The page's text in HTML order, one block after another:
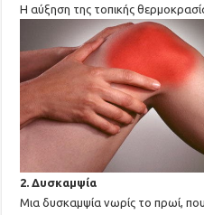
Η αύξηση της τοπικής
2. Δυσκαμψία
Μια δυσκαμψία νωρίς το πρωί,